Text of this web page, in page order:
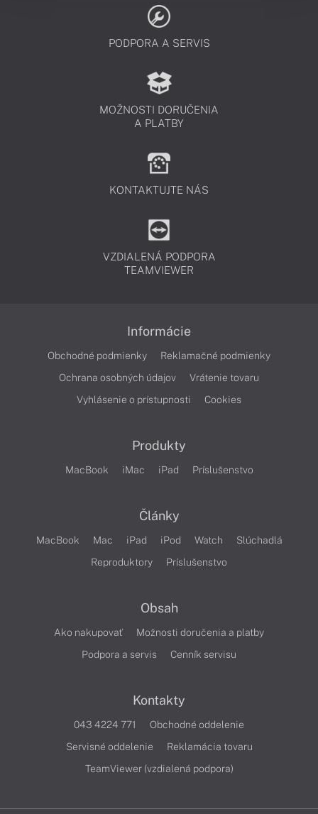
PODPORA A SERVIS
MOŽNOSTI DORUČENIA
A PLATBY
KONTAKTUJTE NÁS
VZDIALENÁ PODPORA
TEAMVIEWER
Informácie
Obchodné podmienky
Reklamačné podmienky
Ochrana osobných údajov
Vrátenie tovaru
Vyhlásenie o prístupnosti
Cookies
Produkty
MacBook iMac iPad Príslušenstvo
Články
MacBook Mac iPad iPod Watch
Slúchadlá
Reproduktory
Príslušenstvo
Obsah
Ako nakupovať
Možnosti doručenia a platby
Podpora a servis
Cenník servisu
Kontakty
043 4224 771
Obchodné oddelenie
Servisné oddelenie
Reklamácia tovaru
TeamViewer (vzdialená podpora)